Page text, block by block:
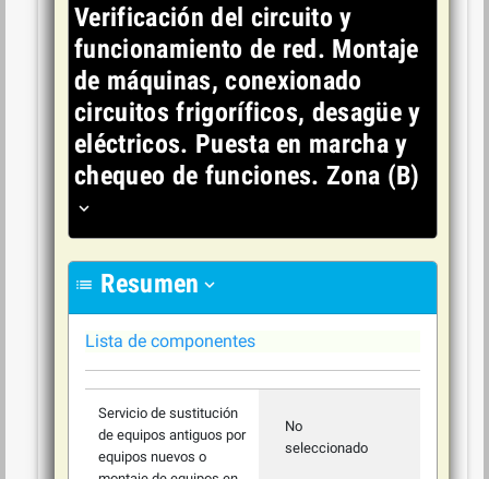
Verificación del circuito y
funcionamiento de red. Montaje
de máquinas, conexionado
circuitos frigoríficos, desagüe y
eléctricos. Puesta en marcha y
chequeo de funciones. Zona (B)
expand_more
list Resumen expand_more
Lista de componentes
Servicio de sustitución
de equipos antiguos por
equipos nuevos o
No
seleccionado